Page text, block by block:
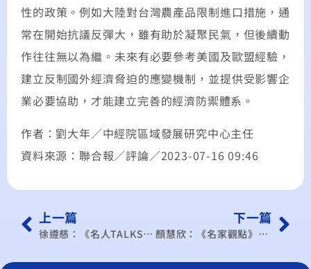
性的政策。例如大陸對台灣農產品限制進口措施，通
常在開始抗議反彈大，雖有助於凝聚民氣，但後續動
作往往無以為繼。未來有必要參考美國及歐盟經驗，
建立反制國外經濟脅迫的應變機制，並提供受影響企
業必要協助，才能建立完善的經濟防禦體系。
作者：劉大年／中經院區域發展研究中心主任
資料來源：聯合報／評論／2023-07-16 09:46
上一篇
徐遵慈：《名人TALKS》IPEF供應鏈協定談判及影響
下一篇
顏慧欣：《名家觀點》全球化與去風險化